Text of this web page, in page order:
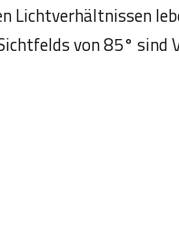
Lichtverhältnissen
von 85°